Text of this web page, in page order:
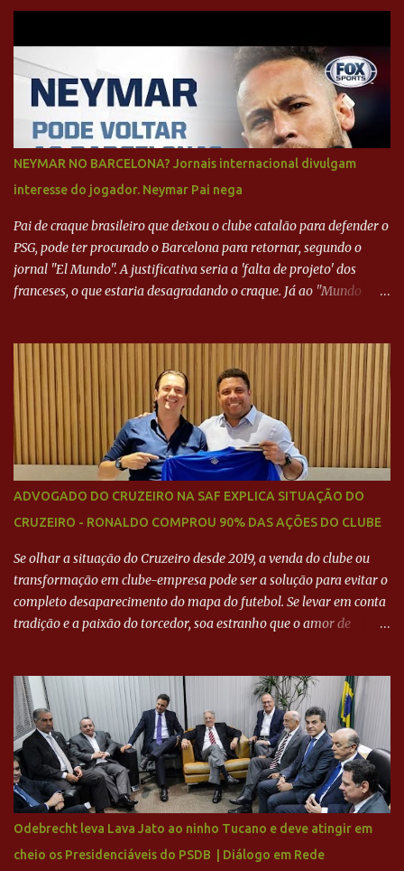
NEYMAR NO BARCELONA? Jornais internacional divulgam
interesse do jogador. Neymar Pai nega
Pai de craque brasileiro que deixou o clube catalão para defender o
PSG, pode ter procurado o Barcelona para retornar, segundo o
jornal "El Mundo". A justificativa seria a 'falta de projeto' dos
franceses, o que estaria desagradando o craque. Já ao "Mundo
Neymar Pai nega
ADVOGADO DO CRUZEIRO NA SAF EXPLICA SITUAÇÃO DO
CRUZEIRO - RONALDO COMPROU 90% DAS AÇÕES DO CLUBE
Se olhar a situação do Cruzeiro desde 2019, a venda do clube ou
transformação em clube-empresa pode ser a solução para evitar o
completo desaparecimento do mapa do futebol. Se levar em conta
tradição e a paixão do torcedor, soa estranho que o amor de
feito imediatamente para pagamento de dívidas emergenciais e
investimentos no departamento de futebol. O projeto apresentado
para a recuperação do Cruzeiro, o aporte financeiro inicial, com
Ronaldo sendo solidário à dívida de R$ 1 bilhão a partir de agora,
mais o peso que o ex-atacante tem no mundo do futebol, além de
sua história na Raposa, pesaram para que um dos mais icônicos
camisas 9 acertasse a compra do clube. Fonte: Itatiaia Fonte:
ADVOGADO DO CRUZEIRO NA SAF EXPLICA SITUAÇÃO DO
CRUZEIRO - RONALDO COMPROU 90% DAS AÇÕES DO CLUBE
Odebrecht leva Lava Jato ao ninho Tucano e deve atingir em
cheio os Presidenciáveis do PSDB | Diálogo em Rede